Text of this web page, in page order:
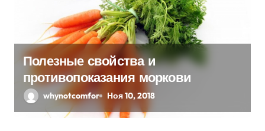
Полезные свойства и
противопоказания моркови
whynotcomfor Ноя 10, 2018